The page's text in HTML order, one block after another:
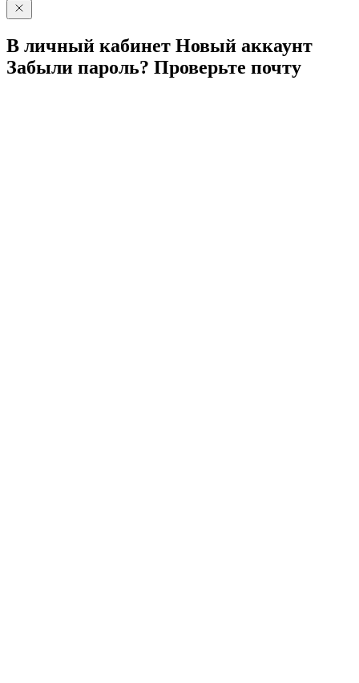
В личный кабинет Новый аккаунт
Забыли пароль? Проверьте почту